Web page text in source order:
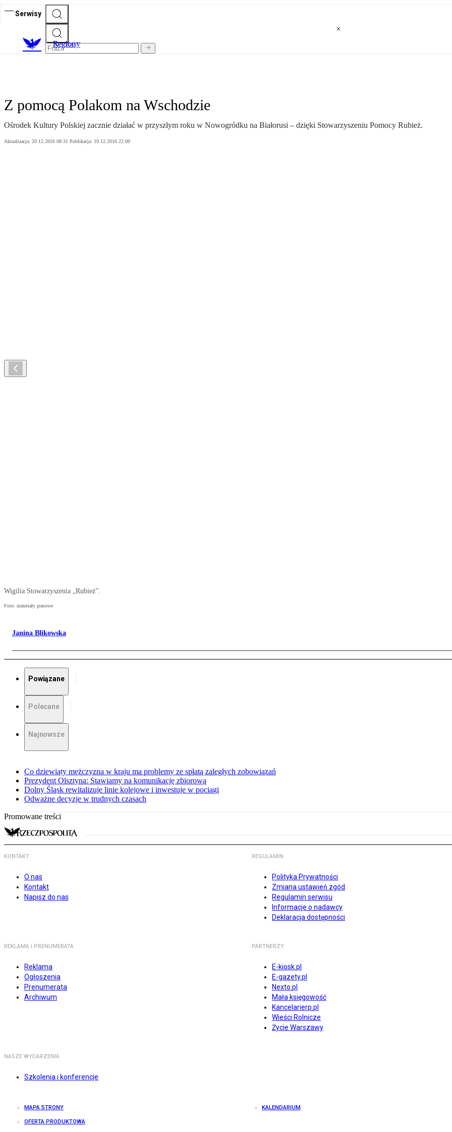
Serwisy
Regiony
Z pomocą Polakom na Wschodzie
Ośrodek Kultury Polskiej zacznie działać w przyszłym roku w Nowogródku na Białorusi – dzięki Stowarzyszeniu Pomocy Rubież.
Aktualizacja: 20.12.2016 08:31 Publikacja: 19.12.2016 22:00
Wigilia Stowarzyszenia „Rubież”.
Foto: materiały prasowe
Janina Blikowska
Powiązane
Polecane
Najnowsze
Co dziewiąty mężczyzna w kraju ma problemy ze spłatą zaległych zobowiązań
Prezydent Olsztyna: Stawiamy na komunikację zbiorową
Dolny Śląsk rewitalizuje linie kolejowe i inwestuje w pociągi
Odważne decyzje w trudnych czasach
Promowane treści
KONTAKT
O nas
Kontakt
Napisz do nas
REGULAMIN
Polityka Prywatności
Zmiana ustawień zgód
Regulamin serwisu
Informacje o nadawcy
Deklaracja dostępności
REKLAMA I PRENUMERATA
Reklama
Ogłoszenia
Prenumerata
Archiwum
PARTNERZY
E-kiosk.pl
E-gazety.pl
Nexto.pl
Mała księgowość
Kancelarierp.pl
Wieści Rolnicze
Życie Warszawy
NASZE WYDARZENIA
Szkolenia i konferencje
MAPA STRONY KALENDARIUM
OFERTA PRODUKTOWA